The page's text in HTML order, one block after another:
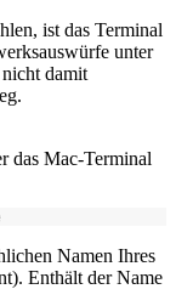
ist das Terminal
unter
damit
das Mac-Terminal
Namen Ihres
Enthält der Name